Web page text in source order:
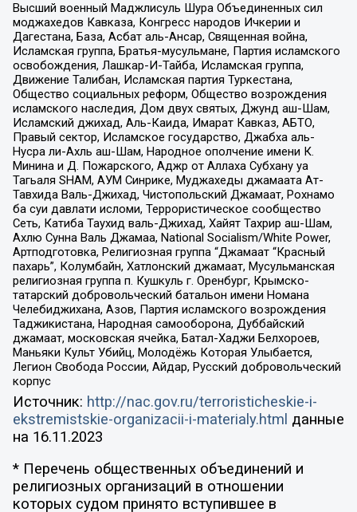
Высший военный Маджлисуль Шура Объединенных сил
моджахедов Кавказа, Конгресс народов Ичкерии и
Дагестана, База, Асбат аль-Ансар, Священная война,
Исламская группа, Братья-мусульмане, Партия исламского
освобождения, Лашкар-И-Тайба, Исламская группа,
Движение Талибан, Исламская партия Туркестана,
Общество социальных реформ, Общество возрождения
исламского наследия, Дом двух святых, Джунд аш-Шам,
Исламский джихад, Аль-Каида, Имарат Кавказ, АБТО,
Правый сектор, Исламское государство, Джабха аль-
Нусра ли-Ахль аш-Шам, Народное ополчение имени К.
Минина и Д. Пожарского, Аджр от Аллаха Субхану уа
Тагьаля SHAM, АУМ Синрике, Муджахеды джамаата Ат-
Тавхида Валь-Джихад, Чистопольский Джамаат, Рохнамо
ба суи давлати исломи, Террористическое сообщество
Сеть, Катиба Таухид валь-Джихад, Хайят Тахрир аш-Шам,
Ахлю Сунна Валь Джамаа, National Socialism/White Power,
Артподготовка, Религиозная группа “Джамаат “Красный
пахарь”, Колумбайн, Хатлонский джамаат, Мусульманская
религиозная группа п. Кушкуль г. Оренбург, Крымско-
татарский добровольческий батальон имени Номана
Челебиджихана, Азов, Партия исламского возрождения
Таджикистана, Народная самооборона, Дуббайский
джамаат, московская ячейка, Батал-Хаджи Белхороев,
Маньяки Культ Убийц, Молодёжь Которая Улыбается,
Легион Свобода России, Айдар, Русский добровольческий
корпус
Источник: http://nac.gov.ru/terroristicheskie-i-
ekstremistskie-organizacii-i-materialy.html данные
на 16.11.2023
* Перечень общественных объединений и
религиозных организаций в отношении
которых судом принято вступившее в